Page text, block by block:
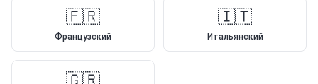
🇫🇷
Французский
🇮🇹
Итальянский